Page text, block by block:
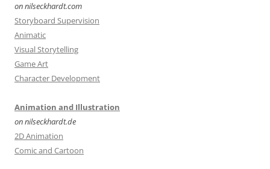
on nilseckhardt.com
Storyboard Supervision
Animatic
Visual Storytelling
Game Art
Character Development
Animation and Illustration
on nilseckhardt.de
2D Animation
Comic and Cartoon